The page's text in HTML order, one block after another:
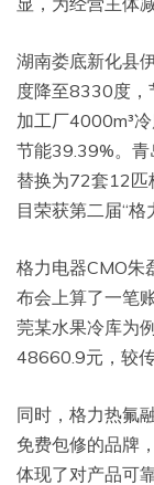
湖南娄底新化县
度降至8330度，
加工厂4000m³
节能39.39%。青
替换为72套12匹
目荣获第二届“格
格力电器CMO朱
布会上算了一笔
莞某水果冷库为
48660.9元，较
同时，格力热氟
免费包修的品牌
体现了对产品可